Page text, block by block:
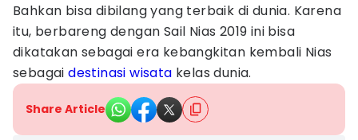
Bahkan bisa dibilang yang terbaik di dunia. Karena
itu, berbareng dengan Sail Nias 2019 ini bisa
dikatakan sebagai era kebangkitan kembali Nias
sebagaidestinasi wisata kelas dunia.
Share Article